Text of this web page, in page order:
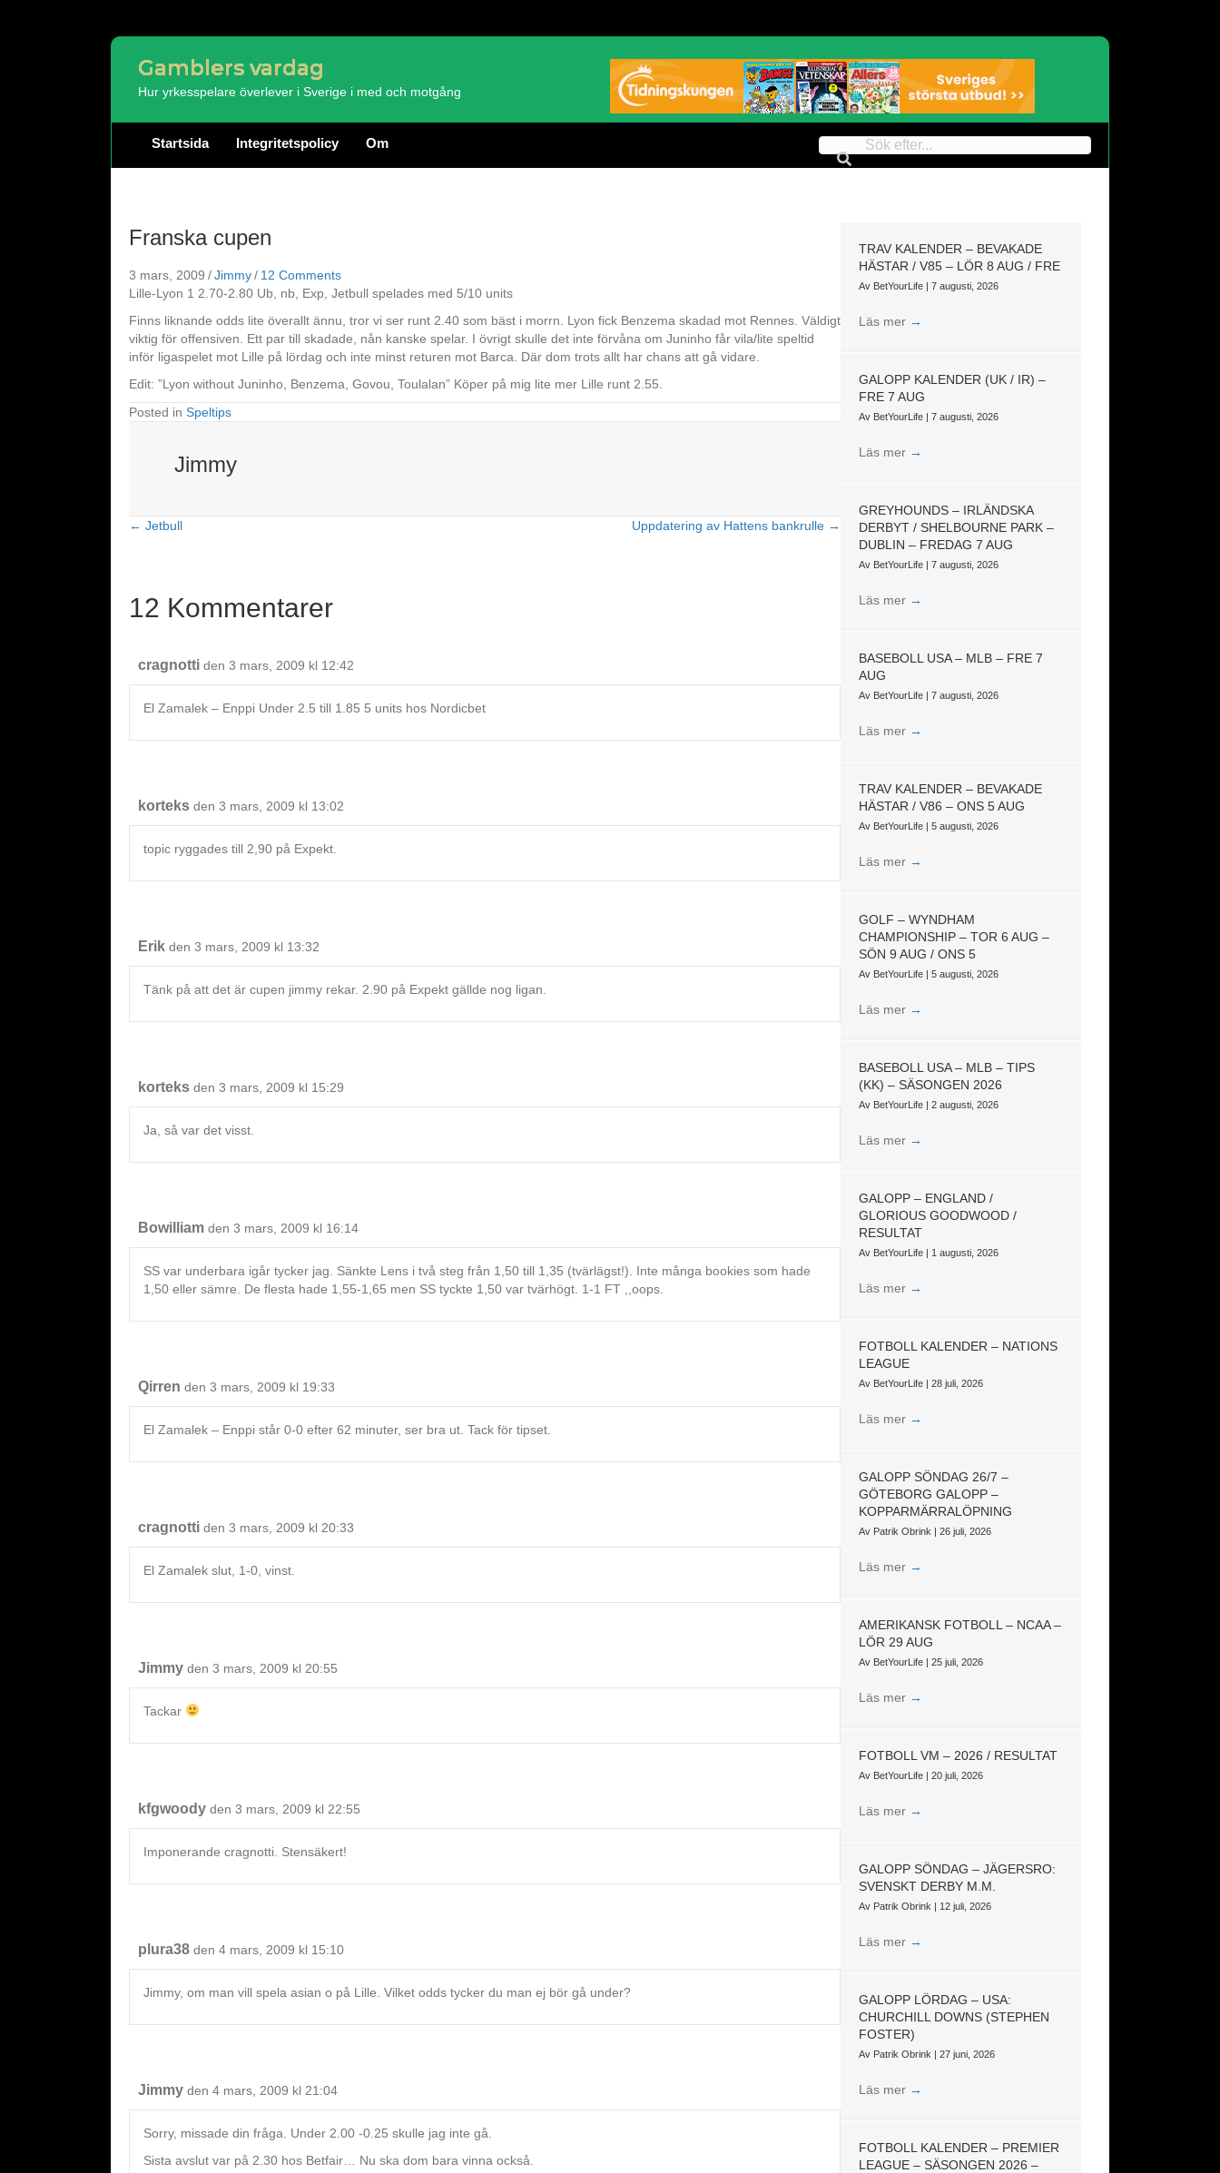
Gamblers vardag
Hur yrkesspelare överlever i Sverige i med och motgång
Startsida Integritetspolicy Om
Franska cupen
3 mars, 2009 /Jimmy/ 12 Comments
Lille-Lyon 1 2.70-2.80 Ub, nb, Exp, Jetbull spelades med 5/10 units
Finns liknande odds lite överallt ännu, tror vi ser runt 2.40 som bäst i morrn. Lyon fick Benzema skadad mot Rennes. Väldigt
viktig för offensiven. Ett par till skadade, nån kanske spelar. I övrigt skulle det inte förvåna om Juninho får vila/lite speltid
inför ligaspelet mot Lille på lördag och inte minst returen mot Barca. Där dom trots allt har chans att gå vidare.
Edit: ”Lyon without Juninho, Benzema, Govou, Toulalan” Köper på mig lite mer Lille runt 2.55.
Posted in Speltips
Jimmy
Posts
← Jetbull Uppdatering av Hattens bankrulle →
12 Kommentarer
cragnotti den 3 mars, 2009 kl 12:42
El Zamalek – Enppi Under 2.5 till 1.85 5 units hos Nordicbet
korteks den 3 mars, 2009 kl 13:02
topic ryggades till 2,90 på Expekt.
Erik den 3 mars, 2009 kl 13:32
Tänk på att det är cupen jimmy rekar. 2.90 på Expekt gällde nog ligan.
korteks den 3 mars, 2009 kl 15:29
Ja, så var det visst.
Bowilliam den 3 mars, 2009 kl 16:14
SS var underbara igår tycker jag. Sänkte Lens i två steg från 1,50 till 1,35 (tvärlägst!). Inte många bookies som hade
1,50 eller sämre. De flesta hade 1,55-1,65 men SS tyckte 1,50 var tvärhögt. 1-1 FT ,,oops.
Qirren den 3 mars, 2009 kl 19:33
El Zamalek – Enppi står 0-0 efter 62 minuter, ser bra ut. Tack för tipset.
cragnotti den 3 mars, 2009 kl 20:33
El Zamalek slut, 1-0, vinst.
Jimmy den 3 mars, 2009 kl 20:55
Tackar
kfgwoody den 3 mars, 2009 kl 22:55
Imponerande cragnotti. Stensäkert!
plura38 den 4 mars, 2009 kl 15:10
Jimmy, om man vill spela asian o på Lille. Vilket odds tycker du man ej bör gå under?
Jimmy den 4 mars, 2009 kl 21:04
Sorry, missade din fråga. Under 2.00 -0.25 skulle jag inte gå.
Sista avslut var på 2.30 hos Betfair… Nu ska dom bara vinna också.
TRAV KALENDER – BEVAKADE
HÄSTAR / V85 – LÖR 8 AUG / FRE
Av BetYourLife |7 augusti, 2026
Läs mer →
GALOPP KALENDER (UK / IR) –
FRE 7 AUG
Av BetYourLife |7 augusti, 2026
Läs mer →
GREYHOUNDS – IRLÄNDSKA
DERBYT / SHELBOURNE PARK –
DUBLIN – FREDAG 7 AUG
Av BetYourLife |7 augusti, 2026
Läs mer →
BASEBOLL USA – MLB – FRE 7
AUG
Av BetYourLife |7 augusti, 2026
Läs mer →
TRAV KALENDER – BEVAKADE
HÄSTAR / V86 – ONS 5 AUG
Av BetYourLife |5 augusti, 2026
Läs mer →
GOLF – WYNDHAM
CHAMPIONSHIP – TOR 6 AUG –
SÖN 9 AUG / ONS 5
Av BetYourLife |5 augusti, 2026
Läs mer →
BASEBOLL USA – MLB – TIPS
(KK) – SÄSONGEN 2026
Av BetYourLife |2 augusti, 2026
Läs mer →
GALOPP – ENGLAND /
GLORIOUS GOODWOOD /
RESULTAT
Av BetYourLife | 1 augusti, 2026
Läs mer →
FOTBOLL KALENDER – NATIONS
LEAGUE
Av BetYourLife |28 juli, 2026
Läs mer →
GALOPP SÖNDAG 26/7 –
GÖTEBORG GALOPP –
KOPPARMÄRRALÖPNING
Av Patrik Obrink |26 juli, 2026
Läs mer →
AMERIKANSK FOTBOLL – NCAA –
LÖR 29 AUG
Av BetYourLife |25 juli, 2026
Läs mer →
FOTBOLL VM – 2026 / RESULTAT
Av BetYourLife |20 juli, 2026
Läs mer →
GALOPP SÖNDAG – JÄGERSRO:
SVENSKT DERBY M.M.
Av Patrik Obrink | 12 juli, 2026
Läs mer →
GALOPP LÖRDAG – USA:
CHURCHILL DOWNS (STEPHEN
FOSTER)
Av Patrik Obrink |27 juni, 2026
Läs mer →
FOTBOLL KALENDER – PREMIER
LEAGUE – SÄSONGEN 2026 –